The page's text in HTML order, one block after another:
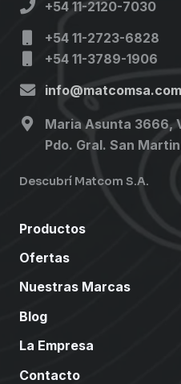
+54 11-2120-7030
+54 11-2723-6828
+54 11-3789-1906
Maria Asunta 3666,
Pdo. Gral. San
Descubrí Matcom S.A.
Productos
Ofertas
Nuestras Marcas
Blog
La Empresa
Contacto